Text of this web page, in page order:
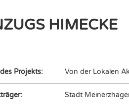
HIMECKE
Projekts: Von der Lokalen
Stadt